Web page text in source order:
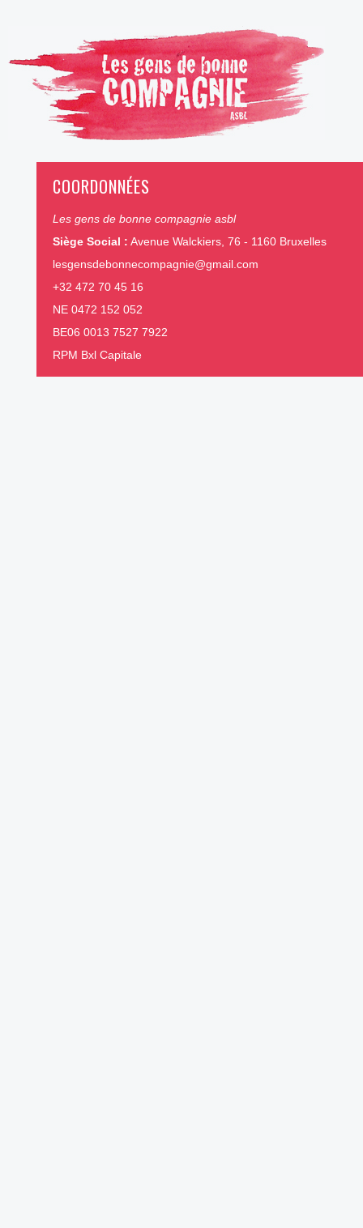
COORDONNÉES
Les gens de bonne compagnie asbl
Siège Social : Avenue Walckiers, 76 - 1160 Bruxelles
lesgensdebonnecompagnie@gmail.com
+32 472 70 45 16
NE 0472 152 052
BE06 0013 7527 7922
RPM Bxl Capitale